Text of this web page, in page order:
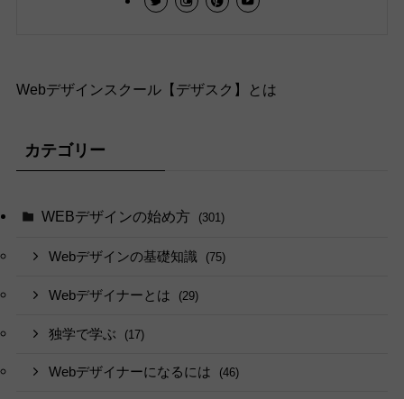
Webデザインスクール【デザスク】とは
カテゴリー
WEBデザインの始め方 (301)
Webデザインの基礎知識 (75)
Webデザイナーとは (29)
独学で学ぶ (17)
Webデザイナーになるには (46)